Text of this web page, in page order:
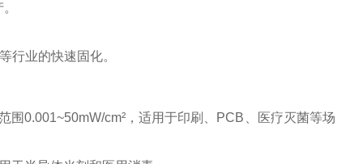
行业的快速固化‌。
围0.001~50mW/cm²，适用于印刷、PCB、医疗灭菌等场